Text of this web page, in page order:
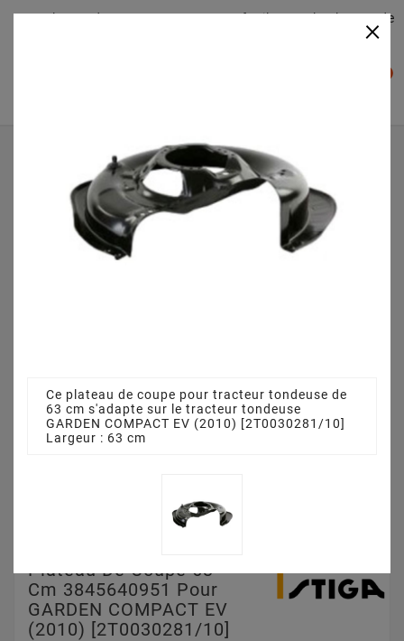
Plateaudecoupe.com : Trouver facilement le plateau de
Accueil
Plateau de coupe
Plateau de coupe 63 cm 3845640951 pour GARDEN
COMPACT EV (2010) [2T0030281/10]
Plateau De Coupe 63
Cm 3845640951 Pour
GARDEN COMPACT EV
(2010) [2T0030281/10]
×
Ce plateau de coupe pour tracteur tondeuse de
63 cm s'adapte sur le tracteur tondeuse
GARDEN COMPACT EV (2010) [2T0030281/10]
Largeur : 63 cm